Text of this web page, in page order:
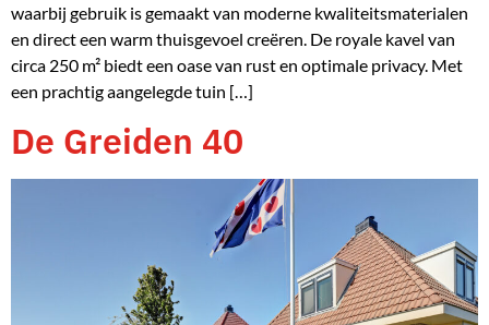
waarbij gebruik is gemaakt van moderne kwaliteitsmaterialen
en direct een warm thuisgevoel creëren. De royale kavel van
circa 250 m² biedt een oase van rust en optimale privacy. Met
een prachtig aangelegde tuin […]
De Greiden 40